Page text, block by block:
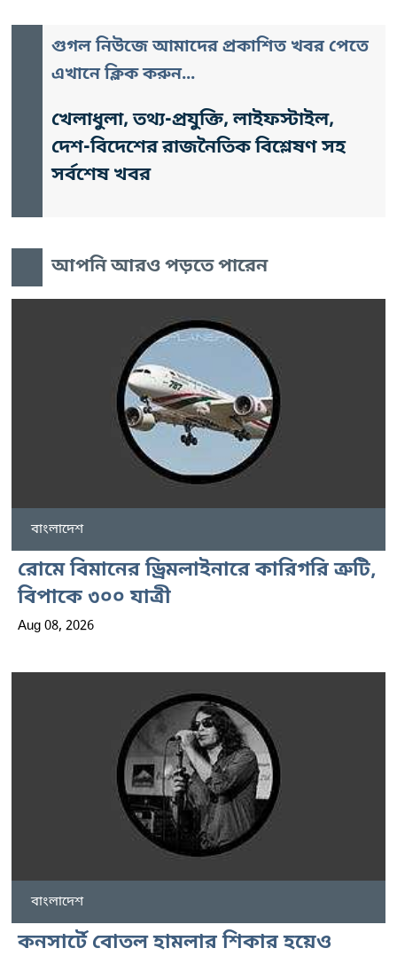
গুগল নিউজে আমাদের প্রকাশিত খবর পেতে
এখানে ক্লিক করুন...
খেলাধুলা, তথ্য-প্রযুক্তি, লাইফস্টাইল,
দেশ-বিদেশের রাজনৈতিক বিশ্লেষণ সহ
সর্বশেষ খবর
আপনি আরও পড়তে পারেন
বাংলাদেশ
রোমে বিমানের ড্রিমলাইনারে কারিগরি ত্রুটি,
বিপাকে ৩০০ যাত্রী
Aug 08, 2026
বাংলাদেশ
কনসার্টে বোতল হামলার শিকার হয়েও